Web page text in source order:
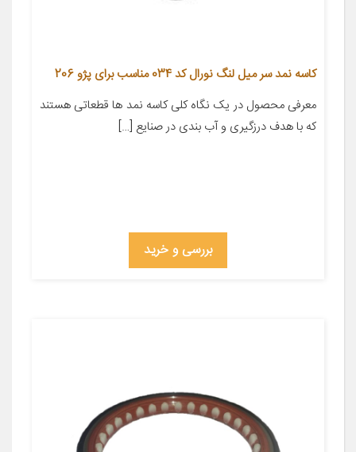
کاسه نمد سر میل لنگ نورال کد 034 مناسب برای پژو 206
معرفی محصول در یک نگاه کلی کاسه نمد ها قطعاتی هستند
که با هدف درزگیری و آب بندی در صنایع […]
بررسی و خرید